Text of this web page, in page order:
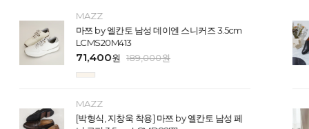
MAZZ
마쯔 by 엘칸토 남성 데이엔 스니커즈 3.5cm
LCMS20M413
71,400원 189,000원
MAZZ
[박형식, 지창욱 착용] 마쯔 by 엘칸토 남성 페